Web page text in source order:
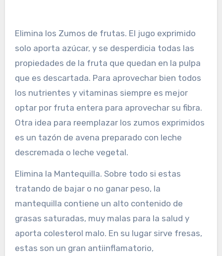
Elimina los Zumos de frutas. El jugo exprimido
solo aporta azúcar, y se desperdicia todas las
propiedades de la fruta que quedan en la pulpa
que es descartada. Para aprovechar bien todos
los nutrientes y vitaminas siempre es mejor
optar por fruta entera para aprovechar su fibra.
Otra idea para reemplazar los zumos exprimidos
es un tazón de avena preparado con leche
descremada o leche vegetal.
Elimina la Mantequilla. Sobre todo si estas
tratando de bajar o no ganar peso, la
mantequilla contiene un alto contenido de
grasas saturadas, muy malas para la salud y
aporta colesterol malo. En su lugar sirve fresas,
estas son un gran antiinflamatorio,